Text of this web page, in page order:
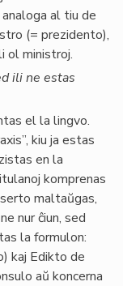
al tiu de
(= prezidento),
ol ministroj.
ili ne estas
el la lingvo.
kiu ja estas
en la
komprenas
maltaŭgas,
nur ĉiun, sed
la formulon:
kaj Edikto de
aŭ koncerna